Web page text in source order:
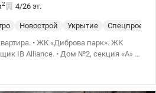
2 4/26 эт.
Новострой Укрытие
Спецпроект
• ЖК «Диброва парк». ЖК
IB Alliance. • Дом №2, секция «А» •